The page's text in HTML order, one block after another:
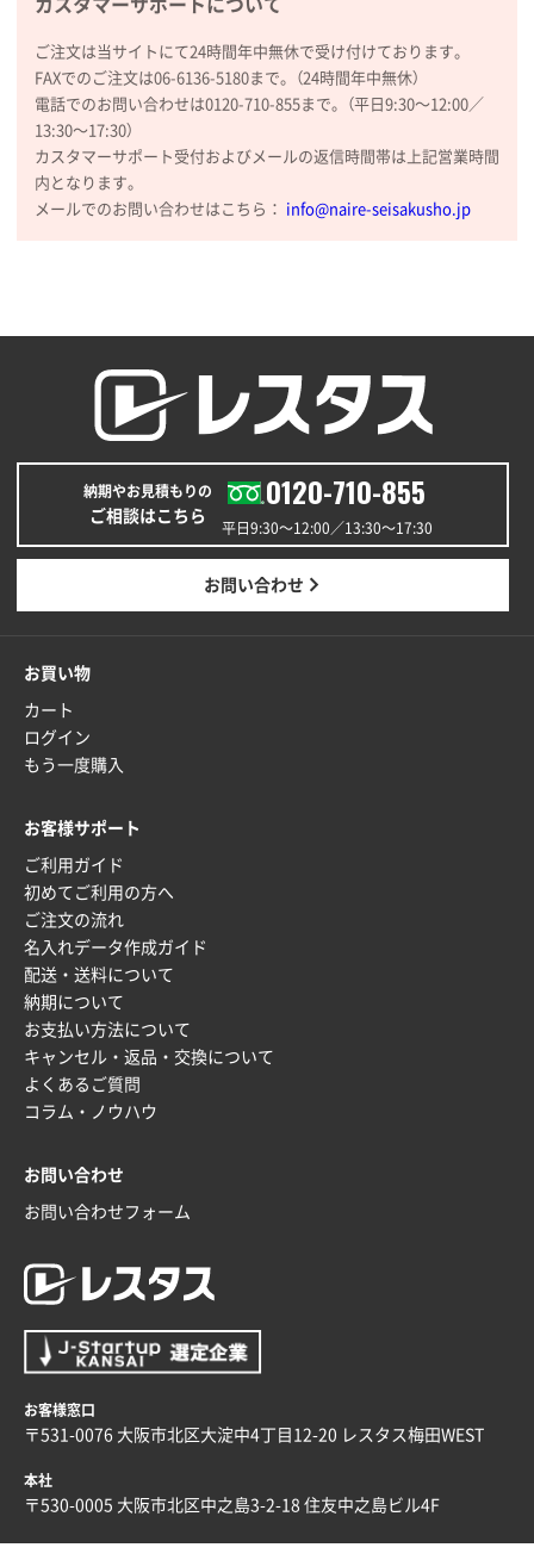
カスタマーサポートについて
ご注文は当サイトにて24時間年中無休で受け付けております。
FAXでのご注文は06-6136-5180まで。（24時間年中無休）
電話でのお問い合わせは0120-710-855まで。（平日9:30〜12:00／
13:30〜17:30）
カスタマーサポート受付およびメールの返信時間帯は上記営業時間
内となります。
メールでのお問い合わせはこちら： info@naire-seisakusho.jp
納期やお見積もりの
ご相談はこちら
0120-710-855
平日9:30〜12:00／13:30〜17:30
お問い合わせ
お買い物
カート
ログイン
もう一度購入
お客様サポート
ご利用ガイド
初めてご利用の方へ
ご注文の流れ
名入れデータ作成ガイド
配送・送料について
納期について
お支払い方法について
キャンセル・返品・交換について
よくあるご質問
コラム・ノウハウ
お問い合わせ
お問い合わせフォーム
お客様窓口
〒531-0076 大阪市北区大淀中4丁目12-20 レスタス梅田WEST
本社
〒530-0005 大阪市北区中之島3-2-18 住友中之島ビル4F